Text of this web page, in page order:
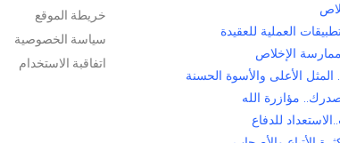
العملية للعقيدة
الإخلاص
الأعلى والأسوة الحسنة
مؤازرة الله
للدفاع
خريطة الموقع
سياسة الخصوصية
اتفاقبة الاستخدام